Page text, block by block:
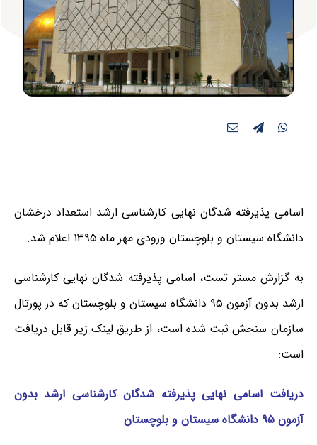
اسامی پذیرفته شدگان نهایی کارشناسی ارشد استعداد درخشان
دانشگاه سیستان و بلوچستان ورودی مهر ماه ۱۳۹۵ اعلام شد.
به گزارش مستر تست، اسامی پذیرفته شدگان نهایی کارشناسی
ارشد بدون آزمون ۹۵ دانشگاه سیستان و بلوچستان که در پورتال
سازمان سنجش ثبت شده است، از طریق لینک زیر قابل دریافت
است:
دریافت اسامی نهایی پذیرفته شدگان کارشناسی ارشد بدون
آزمون ۹۵ دانشگاه سیستان و بلوچستان